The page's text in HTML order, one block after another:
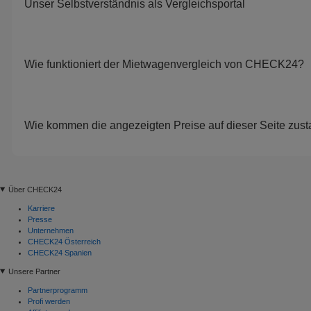
Unser Selbstverständnis als Vergleichsportal
Wie funktioniert der Mietwagenvergleich von CHECK24?
Wie kommen die angezeigten Preise auf dieser Seite
Über CHECK24
Karriere
Presse
Unternehmen
CHECK24 Österreich
CHECK24 Spanien
Unsere Partner
Partnerprogramm
Profi werden